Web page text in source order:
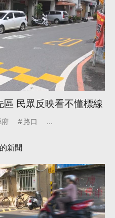
民眾反映看不懂標線
府 路口 ...
新聞